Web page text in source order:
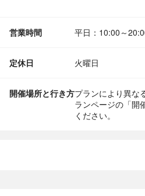
営業時間 平日：10:00～
定休日 火曜日
開催場所と行き方プランにより異な
ランページの「開
ください。